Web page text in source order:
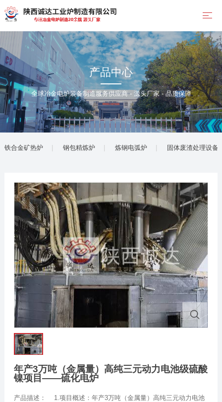
产品中心
全球冶金电炉装备制造服务供应商 - 源头厂家 - 品质保障
铁合金矿热炉 钢包精炼炉 炼钢电弧炉 固体废渣处理设备
年产3万吨（金属量）高纯三元动力电池级硫酸
镍项目——硫化电炉
产品描述： 1.项目概述：年产3万吨（金属量）高纯三元动力电池